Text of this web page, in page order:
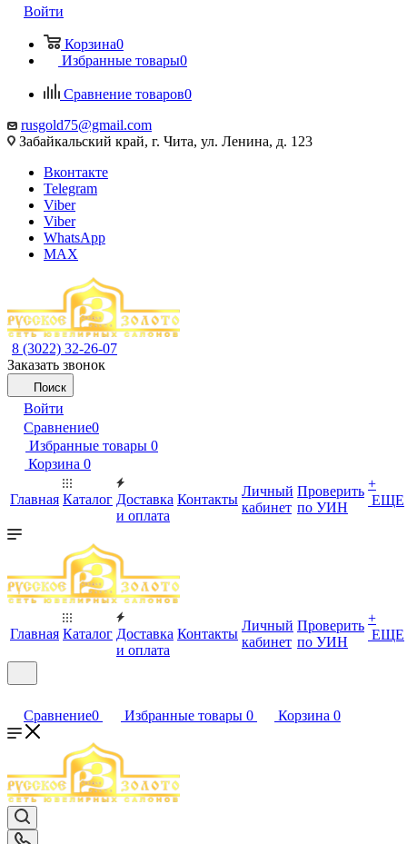
Войти
Корзина0
Избранные товары0
Сравнение товаров0
rusgold75@gmail.com
Забайкальский край, г. Чита, ул. Ленина, д. 123
Вконтакте
Telegram
Viber
Viber
WhatsApp
MAX
8 (3022) 32-26-07
Заказать звонок
Поиск
Войти
Сравнение0
Избранные товары 0
Корзина 0
Главная Каталог Доставка
и оплата
Контакты
Личный
кабинет
Проверить
по УИН
+
ЕЩЕ
Главная Каталог Доставка
и оплата
Контакты
Личный
кабинет
Проверить
по УИН
+
ЕЩЕ
Сравнение0 Избранные товары 0 Корзина 0